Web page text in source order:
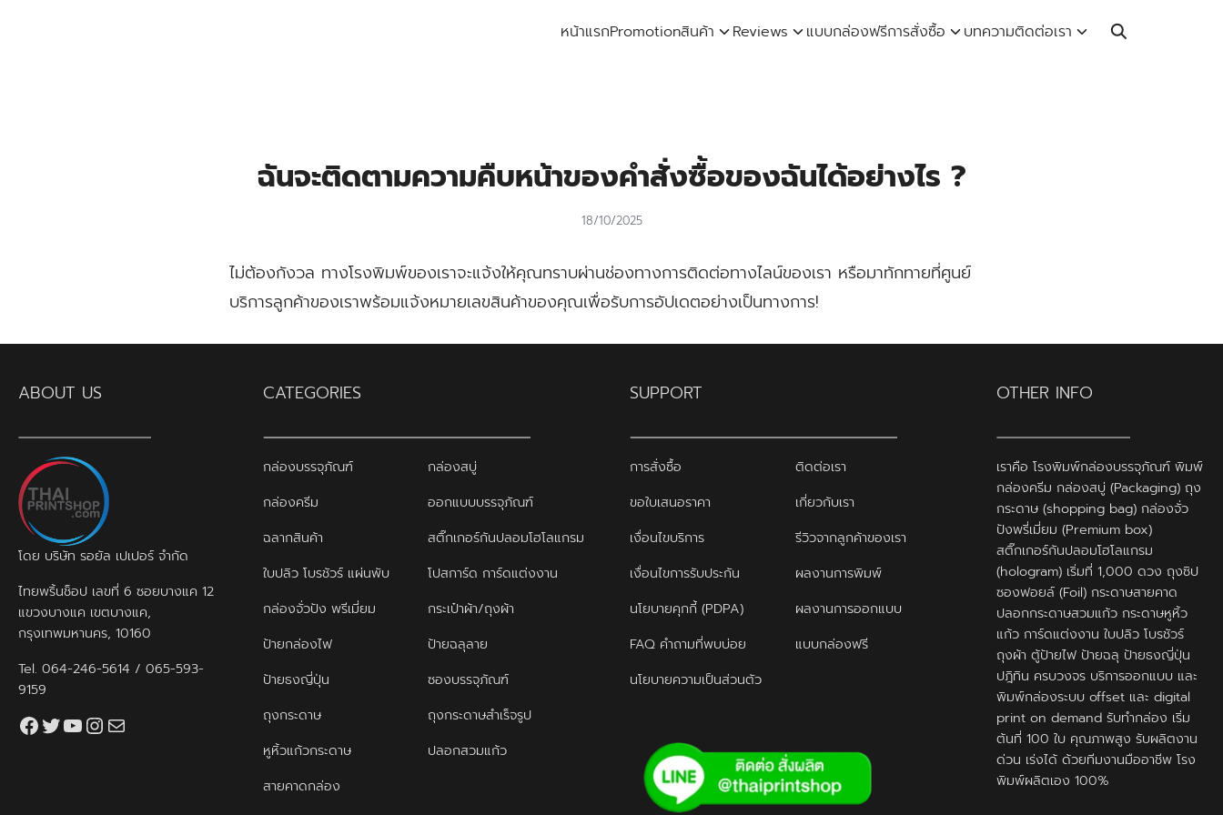
หน้าแรกPromotionสินค้า Reviews แบบกล่องฟรีการสั่งซื้อ บทความติดต่อเรา
ฉันจะติดตามความคืบหน้าของคำสั่งซื้อของฉันได้อย่างไร ?
18/10/2025
ไม่ต้องกังวล ทางโรงพิมพ์ของเราจะแจ้งให้คุณทราบผ่านช่องทางการติดต่อทางไลน์ของเรา หรือมาทักทายที่ศูนย์
บริการลูกค้าของเราพร้อมแจ้งหมายเลขสินค้าของคุณเพื่อรับการอัปเดตอย่างเป็นทางการ!
ABOUT US
โดย บริษัท รอยัล เปเปอร์ จำกัด
ไทยพริ้นช็อป เลขที่ 6 ซอยบางแค 12
แขวงบางแค เขตบางแค,
กรุงเทพมหานคร, 10160
Tel. 064-246-5614 / 065-593-
9159
Facebook
Twitter
YouTube
Instagram
thaiprintshop.aw@gmail.com
CATEGORIES
กล่องบรรจุภัณฑ์
กล่องสบู่
กล่องครีม
ออกแบบบรรจุภัณฑ์
ฉลากสินค้า
สติ๊กเกอร์กันปลอมโฮโลแกรม
ใบปลิว โบรชัวร์ แผ่นพับ
โปสการ์ด การ์ดแต่งงาน
กล่องจั่วปัง พรีเมี่ยม
กระเป๋าผ้า/ถุงผ้า
ป้ายกล่องไฟ
ป้ายฉลุลาย
ป้ายธงญี่ปุ่น
ซองบรรจุภัณฑ์
ถุงกระดาษ
ถุงกระดาษสำเร็จรูป
หูหิ้วแก้วกระดาษ
ปลอกสวมแก้ว
สายคาดกล่อง
SUPPORT
การสั่งซื้อ
ติดต่อเรา
ขอใบเสนอราคา
เกี่ยวกับเรา
เงื่อนไขบริการ
รีวิวจากลูกค้าของเรา
เงื่อนไขการรับประกัน
ผลงานการพิมพ์
นโยบายคุกกี้ (PDPA)
ผลงานการออกแบบ
FAQ คำถามที่พบบ่อย
แบบกล่องฟรี
นโยบายความเป็นส่วนตัว
OTHER INFO
เราคือ โรงพิมพ์กล่องบรรจุภัณฑ์ พิมพ์
กล่องครีม กล่องสบู่ (Packaging) ถุง
กระดาษ (shopping bag) กล่องจั่ว
ปังพรี่เมี่ยม (Premium box)
สติ๊กเกอร์กันปลอมโฮโลแกรม
(hologram) เริ่มที่ 1,000 ดวง ถุงซิป
ซองฟอยล์ (Foil) กระดาษสายคาด
ปลอกกระดาษสวมแก้ว กระดาษหูหิ้ว
แก้ว การ์ดแต่งงาน ใบปลิว โบรชัวร์
ถุงผ้า ตู้ป้ายไฟ ป้ายฉลุ ป้ายธงญี่ปุ่น
ปฎิทิน ครบวงจร บริการออกแบบ และ
พิมพ์กล่องระบบ offset และ digital
print on demand รับทำกล่อง เริ่ม
ต้นที่ 100 ใบ คุณภาพสูง รับผลิตงาน
ด่วน เร่งได้ ด้วยทีมงานมืออาชีพ โรง
พิมพ์ผลิตเอง 100%